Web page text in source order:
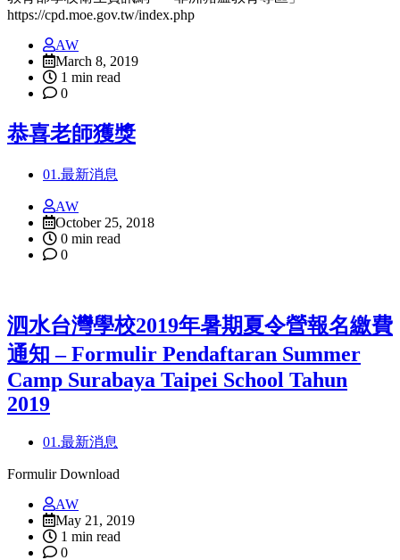
https://cpd.moe.gov.tw/index.php
AW
March 8, 2019
1 min read
0
恭喜老師獲獎
01.最新消息
AW
October 25, 2018
0 min read
0
泗水台灣學校2019年暑期夏令營報名繳費
通知 – Formulir Pendaftaran Summer
Camp Surabaya Taipei School Tahun
2019
01.最新消息
Formulir Download
AW
May 21, 2019
1 min read
0